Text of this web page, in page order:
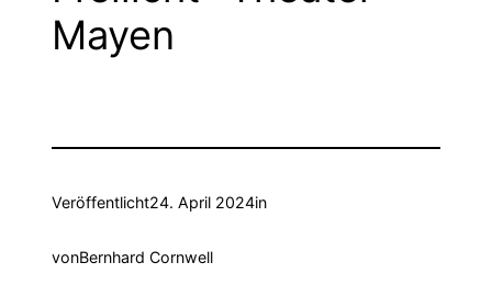
Mayen
Veröffentlicht24. April 2024in
vonBernhard Cornwell